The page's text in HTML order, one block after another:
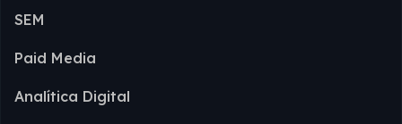
SEM
Paid Media
Analítica Digital